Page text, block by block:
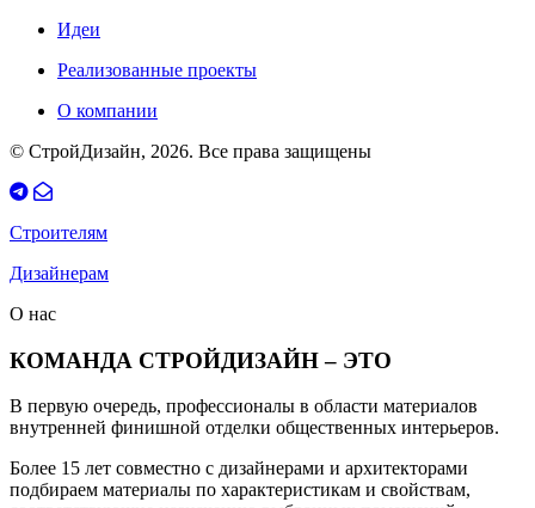
Идеи
Реализованные проекты
О компании
© СтройДизайн, 2026. Все права защищены
Строителям
Дизайнерам
О нас
КОМАНДА СТРОЙДИЗАЙН – ЭТО
В первую очередь, профессионалы в области материалов
внутренней финишной отделки общественных интерьеров.
Более 15 лет совместно с дизайнерами и архитекторами
подбираем материалы по характеристикам и свойствам,